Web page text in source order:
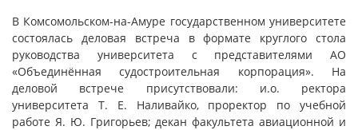
В Комсомольском-на-Амуре государственном университете
состоялась деловая встреча в формате круглого стола
руководства университета с представителями АО
«Объединённая судостроительная корпорация». На
деловой встрече присутствовали: и.о. ректора
университета Т. Е. Наливайко, проректор по учебной
работе Я. Ю. Григорьев; декан факультета авиационной и